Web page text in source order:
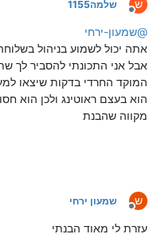
ש
מנותק
שלמה1155
@שמעון-ירחי
אתה יכול לשמוע בניהול בשלוחה 4 ואז
המוקד החרדי בדקות שיצאו
הוא בעצם ראוטינג ולכן הוא
מקווה שהבנת
ש
מנותק
שמעון ירחי
עזרת לי מאוד הבנתי